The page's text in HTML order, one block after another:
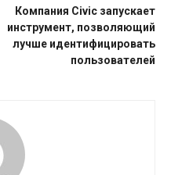
Компания Civic запускает
инструмент, позволяющий
лучше идентифицировать
пользователей